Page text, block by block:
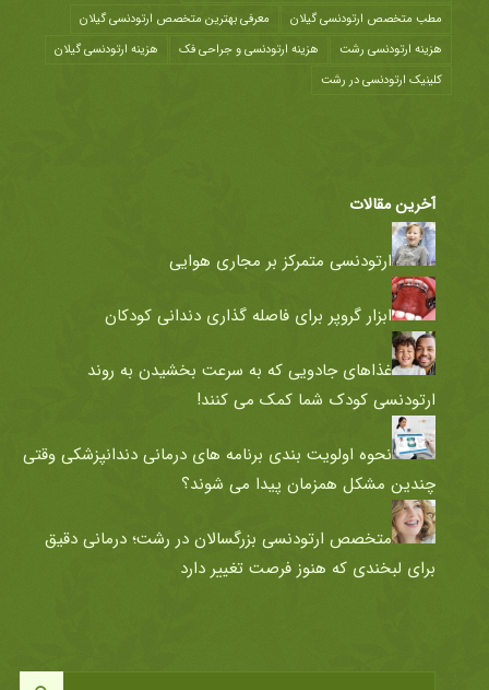
مطب متخصص ارتودنسی گیلان
معرفی بهترین متخصص ارتودنسی گیلان
هزينه ارتودنسی رشت
هزینه ارتودنسی و جراحی فک
هزینه ارتودنسی گیلان
کلینیک ارتودنسی در رشت
آخرین مقالات
ارتودنسی متمرکز بر مجاری هوایی
ابزار گروپر برای فاصله گذاری دندانی کودکان
غذاهای جادویی که به سرعت بخشیدن به روند
ارتودنسی کودک شما کمک می کنند!
نحوه اولویت بندی برنامه های درمانی دندانپزشکی وقتی
چندین مشکل همزمان پیدا می شوند؟
متخصص ارتودنسی بزرگسالان در رشت؛ درمانی دقیق
برای لبخندی که هنوز فرصت تغییر دارد